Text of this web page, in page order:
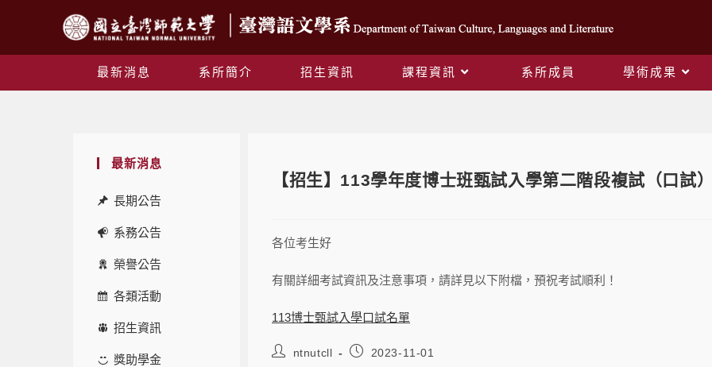
最新消息 系所簡介 招生資訊 課程資訊 系所成員 學術成果
最新消息
長期公告
系務公告
榮譽公告
各類活動
招生資訊
獎助學金
【招生】113學年度博士班甄試入學第二階段複試（口試
各位考生好
有關詳細考試資訊及注意事項，請詳見以下附檔，預祝考試順利！
113博士甄試入學口試名單
ntnutcll 2023-11-01